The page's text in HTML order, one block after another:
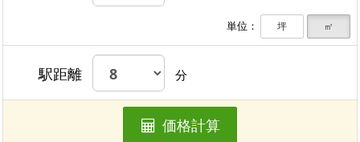
単位： 坪 ㎡
駅距離 分
価格計算